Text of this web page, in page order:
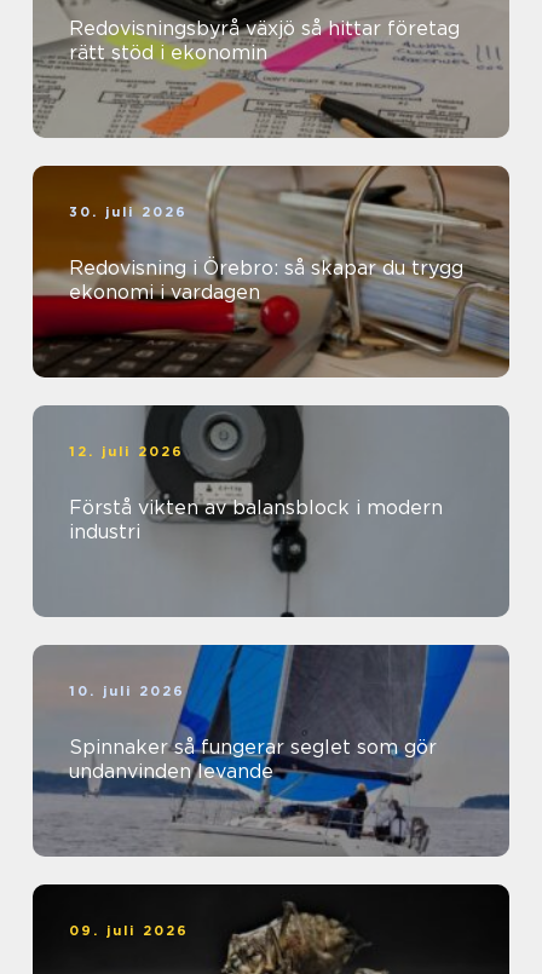
Redovisningsbyrå växjö så hittar företag
rätt stöd i ekonomin
30. juli 2026
Redovisning i Örebro: så skapar du trygg
ekonomi i vardagen
12. juli 2026
Förstå vikten av balansblock i modern
industri
10. juli 2026
Spinnaker så fungerar seglet som gör
undanvinden levande
09. juli 2026